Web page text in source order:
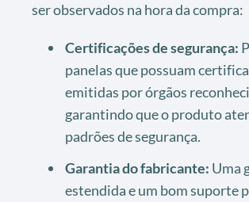
ser observados na hora da compra:
Certificações de segurança:
panelas que possuam
emitidas por órgãos
garantindo que o produto
padrões de segurança.
Garantia do fabricante: Uma
estendida e um bom suporte